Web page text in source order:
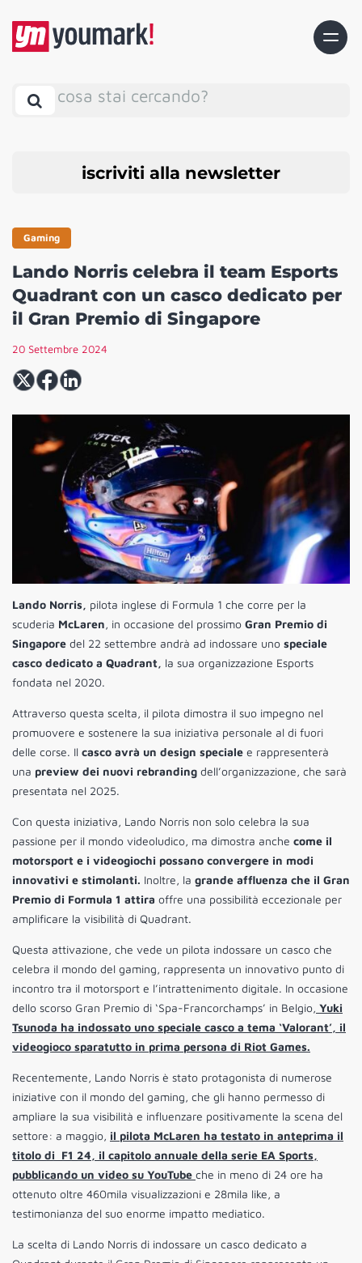
cosa stai cercando?
iscriviti alla newsletter
Gaming
Lando Norris celebra il team Esports
Quadrant con un casco dedicato per
il Gran Premio di Singapore
20 Settembre 2024
Lando Norris, pilota inglese di Formula 1 che corre per la
scuderia McLaren, in occasione del prossimo Gran Premio di
Singapore del 22 settembre andrà ad indossare uno speciale
casco dedicato a Quadrant, la sua organizzazione Esports
fondata nel 2020.
Attraverso questa scelta, il pilota dimostra il suo impegno nel
promuovere e sostenere la sua iniziativa personale al di fuori
delle corse. Il casco avrà un design speciale e rappresenterà
una preview dei nuovi rebranding dell’organizzazione, che sarà
presentata nel 2025.
Con questa iniziativa, Lando Norris non solo celebra la sua
passione per il mondo videoludico, ma dimostra anche come il
motorsport e i videogiochi possano convergere in modi
innovativi e stimolanti. Inoltre, la grande affluenza che il Gran
Premio di Formula 1 attira offre una possibilità eccezionale per
amplificare la visibilità di Quadrant.
Questa attivazione, che vede un pilota indossare un casco che
celebra il mondo del gaming, rappresenta un innovativo punto di
incontro tra il motorsport e l’intrattenimento digitale. In occasione
dello scorso Gran Premio di ‘Spa-Francorchamps’ in Belgio, Yuki
Tsunoda ha indossato uno speciale casco a tema ‘Valorant’, il
videogioco sparatutto in prima persona di Riot Games.
Recentemente, Lando Norris è stato protagonista di numerose
iniziative con il mondo del gaming, che gli hanno permesso di
ampliare la sua visibilità e influenzare positivamente la scena del
settore: a maggio, il pilota McLaren ha testato in anteprima il
titolo di F1 24, il capitolo annuale della serie EA Sports,
pubblicando un video su YouTube che in meno di 24 ore ha
ottenuto oltre 460mila visualizzazioni e 28mila like, a
testimonianza del suo enorme impatto mediatico.
La scelta di Lando Norris di indossare un casco dedicato a